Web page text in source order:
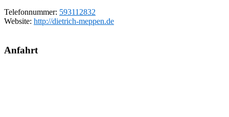
Telefonnummer: 593112832
Website: http://dietrich-meppen.de
Anfahrt